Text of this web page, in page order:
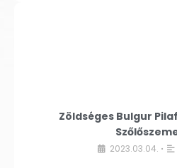
Zöldséges Bulgur
2023.03.04. •